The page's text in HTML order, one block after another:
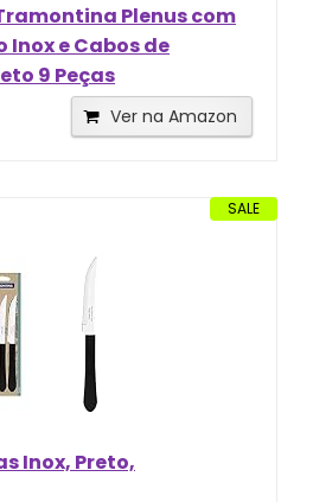
Plenus com
Inox e Cabos de
9 Peças
Ver na Amazon
SALE
Inox, Preto,